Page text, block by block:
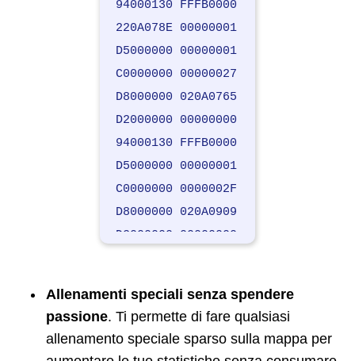
020A09A4 63636363
020A09A8 63636363
120A09AC 00006363
120A0ACC 00006363
120A0ACE 00006363
020A0AD0 63636363
020A0AD4 63636363
020A0AD8 63636363
020A0AE0 63636363
020A0AE4 63636363
020A0AE8 63636363
94000130 FFFB0000
220A078E 00000001
D5000000 00000001
C0000000 00000027
D8000000 020A0765
D2000000 00000000
94000130 FFFB0000
D5000000 00000001
C0000000 0000002F
D8000000 020A0909
D2000000 00000000
C0000000 00000014
D8000000 020A0AB7
D2000000 00000000
Allenamenti speciali senza spendere
passione. Ti permette di fare qualsiasi
allenamento speciale sparso sulla mappa per